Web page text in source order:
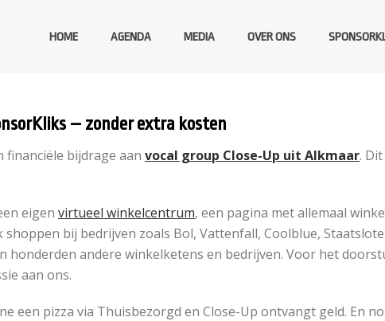
HOME AGENDA MEDIA OVER ONS
– zonder extra kosten
financiële bijdrage aan vocal group Close-Up uit Alkmaar.
eigen virtueel winkelcentrum, een pagina met allemaal
bij bedrijven zoals Bol, Vattenfall, Coolblue,
honderden andere winkelketens en bedrijven. Voor het
aan ons.
een pizza via Thuisbezorgd en Close-Up ontvangt geld. En